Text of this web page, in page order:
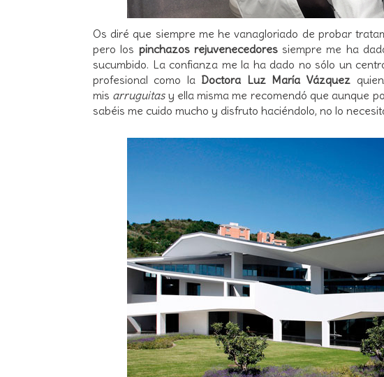
Os diré que siempre me he vanagloriado de probar
pero los pinchazos rejuvenecedoressiempre me ha
sucumbido. La confianza me la ha dado no sólo un
profesional como la Doctora Luz María Vázquez
mis arruguitas y ella misma me recomendó que aunque
sabéis me cuido mucho y disfruto haciéndolo, no lo